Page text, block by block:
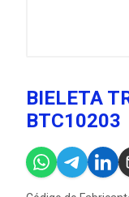
BIELETA
BTC10203